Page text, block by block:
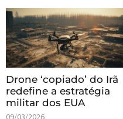
Drone ‘copiado’ do Irã
redefine a estratégia
militar dos EUA
09/03/2026